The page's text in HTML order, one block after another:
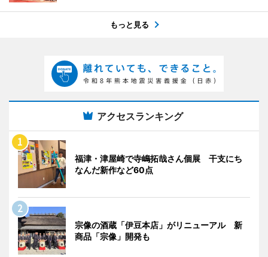
もっと見る
アクセスランキング
福津・津屋崎で寺嶋拓哉さん個展 干支にち
なんだ新作など60点
宗像の酒蔵「伊豆本店」がリニューアル 新
商品「宗像」開発も